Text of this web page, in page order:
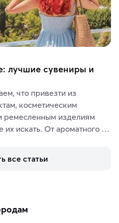
лучшие сувениры и
что привезти из
косметическим
ремесленным изделиям
их искать. От ароматного
близким или себе на
все статьи